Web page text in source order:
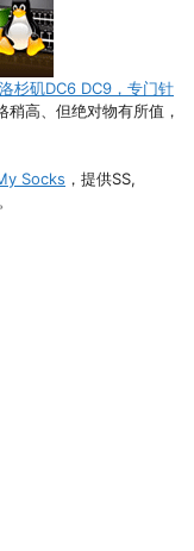
杉矶DC6 DC9，专门针
稍高、但绝对物有所值，
Socks ，提供SS,